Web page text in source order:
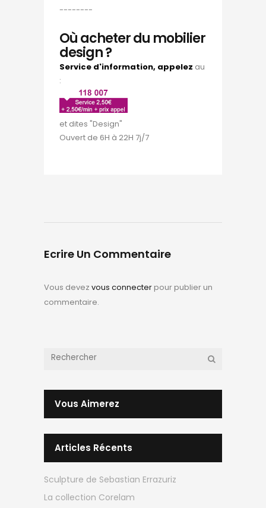
--------
Où acheter du mobilier
design ?
Service d'information, appelez au
:
et dites "Design"
Ouvert de 6H à 22H 7j/7
Ecrire Un Commentaire
Vous devez vous connecter pour publier un
commentaire.
Vous Aimerez
Articles Récents
Sculpture de Sebastian Errazuriz
La collection Corelam